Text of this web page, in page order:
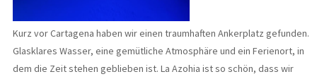
Kurz vor Cartagena haben wir einen traumhaften Ankerplatz gefunden.
Glasklares Wasser, eine gemütliche Atmosphäre und ein Ferienort, in
dem die Zeit stehen geblieben ist. La Azohia ist so schön, dass wir